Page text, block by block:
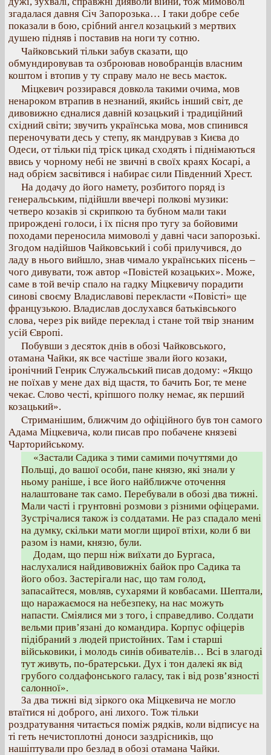
згадалася давня Січ Запорозька… І таки добре себе
показали в бою, срібний ангел козацький з мертвих
душею підняв і поставив на ноги ту сотню.
Чайковський тільки забув сказати, що
обмундировував та озброював новобранців власним
коштом і втопив у ту справу мало не весь маєток.
Міцкевич роззирався довкола такими очима, мов
ненароком втрапив в незнаний, якийсь інший світ, де
дивовижно єдналися давній козацький і традиційний
східний світи; звучить українська мова, мов спинився
переночувати десь у степу, як мандрував з Києва до
Одеси, от тільки під тріск цикад сходять і піднімаються
ввись у чорному небі не звичні в своїх краях Косарі, а
над обрієм засвітився і набирає сили Південний Хрест.
На додачу до його намету, розбитого поряд із
генеральським, підійшли ввечері полкові музики:
четверо козаків зі скрипкою та бубном мали таки
прирождені голоси, і їх пісня про тугу за бойовими
походами переносила мимоволі у давні часи запорозькі.
Згодом надійшов Чайковський і собі прилучився, до
ладу в нього вийшло, знав чимало українських пісень –
чого дивувати, тож автор «Повістей козацьких». Може,
саме в той вечір спало на гадку Міцкевичу порадити
синові своєму Владиславові перекласти «Повісті» ще
французькою. Владислав дослухався батьківського
слова, через рік вийде переклад і стане той твір знаним
усій Європі.
Побувши з десяток днів в обозі Чайковського,
отамана Чайки, як все частіше звали його козаки,
іронічний Генрик Служальський писав додому: «Якщо
не поїхав у мене дах від щастя, то бачить Бог, те мене
чекає. Слово честі, кріпшого полку немає, як перший
козацький».
Стриманішим, ближчим до офіційного був тон самого
Адама Міцкевича, коли писав про побачене князеві
Чарторийському.
«Застали Садика з тими самими почуттями до
Польщі, до вашої особи, пане князю, які знали у
ньому раніше, і все його найближче оточення
налаштоване так само. Перебували в обозі два тижні.
Мали часті і грунтовні розмови з різними офіцерами.
Зустрічалися також із солдатами. Не раз спадало мені
на думку, скільки мати могли щирої втіхи, коли б ви
разом із нами, князю, були.
Додам, що перш ніж виїхати до Бургаса,
наслухалися найдивовижніх байок про Садика та
його обоз. Застерігали нас, що там голод,
запасайтеся, мовляв, сухарями й ковбасами. Шептали,
що наражаємося на небезпеку, на нас можуть
напасти. Сміялися ми з того, і справедливо. Солдати
вельми прив’язані до командира. Корпус офіцерів
підібраний з людей пристойних. Там і старші
військовики, і молодь синів обивателів… Всі в злагоді
тут живуть, по-братерськи. Дух і тон далекі як від
грубого солдафонського галасу, так і від розв’язності
салонної».
За два тижні від зіркого ока Міцкевича не могло
втаїтися ні доброго, ані лихого. Тож тільки
роздратування читається поміж рядків, коли відписує на
ті геть нечистоплотні доноси заздрісників, що
нашіптували про безлад в обозі отамана Чайки.